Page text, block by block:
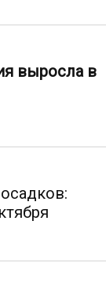
выросла в